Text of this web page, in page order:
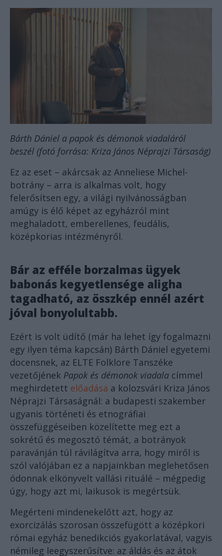
Bárth Dániel a papok és démonok viadaláról
beszél (fotó forrása: Kriza János Néprajzi Társaság)
Ez az eset – akárcsak az Anneliese Michel-
botrány – arra is alkalmas volt, hogy
felerősítsen egy, a világi nyilvánosságban
amúgy is élő képet az egyházról mint
meghaladott, emberellenes, feudális,
középkorias intézményről.
Bár az efféle borzalmas ügyek
babonás kegyetlensége aligha
tagadható, az összkép ennél azért
jóval bonyolultabb.
Ezért is volt üdítő (már ha lehet így fogalmazni
egy ilyen téma kapcsán) Bárth Dániel egyetemi
docensnek, az ELTE Folklore Tanszéke
vezetőjének Papok és démonok viadala címmel
meghirdetett előadása a kolozsvári Kriza János
Néprajzi Társaságnál: a budapesti szakember
ugyanis történeti és etnográfiai
összefüggéseiben közelítette meg ezt a
sokrétű és megosztó témát, a botrányok
paravánján túl rávilágítva arra, hogy miről is
szól valójában ez a napjainkban meglehetősen
ódonnak elkönyvelt vallási rituálé – mégpedig
úgy, hogy azt mi, laikusok is megértsük.
Megérteni mindenekelőtt azt, hogy az
exorcizálás szorosan összefügött a középkori
római egyház benedikciós gyakorlatával, vagyis
némileg leegyszerűsítve: az áldás és az átok